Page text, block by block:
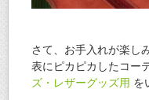
さて、お手入れが楽し
表にピカピカしたコー
ズ・レザーグッズ用 を